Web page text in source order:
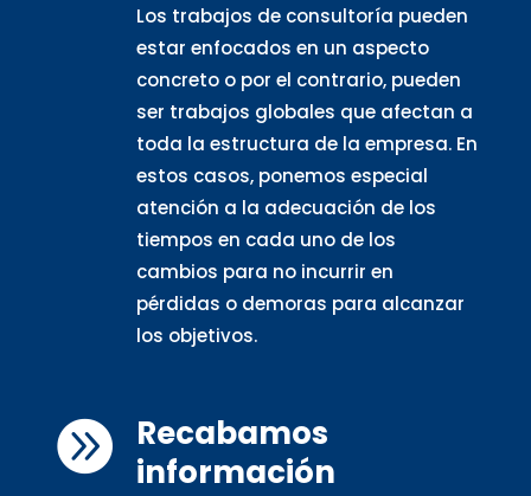
Los trabajos de consultoría pueden
estar enfocados en un aspecto
concreto o por el contrario, pueden
ser trabajos globales que afectan a
toda la estructura de la empresa. En
estos casos, ponemos especial
atención a la adecuación de los
tiempos en cada uno de los
cambios para no incurrir en
pérdidas o demoras para alcanzar
los objetivos.

Recabamos
información